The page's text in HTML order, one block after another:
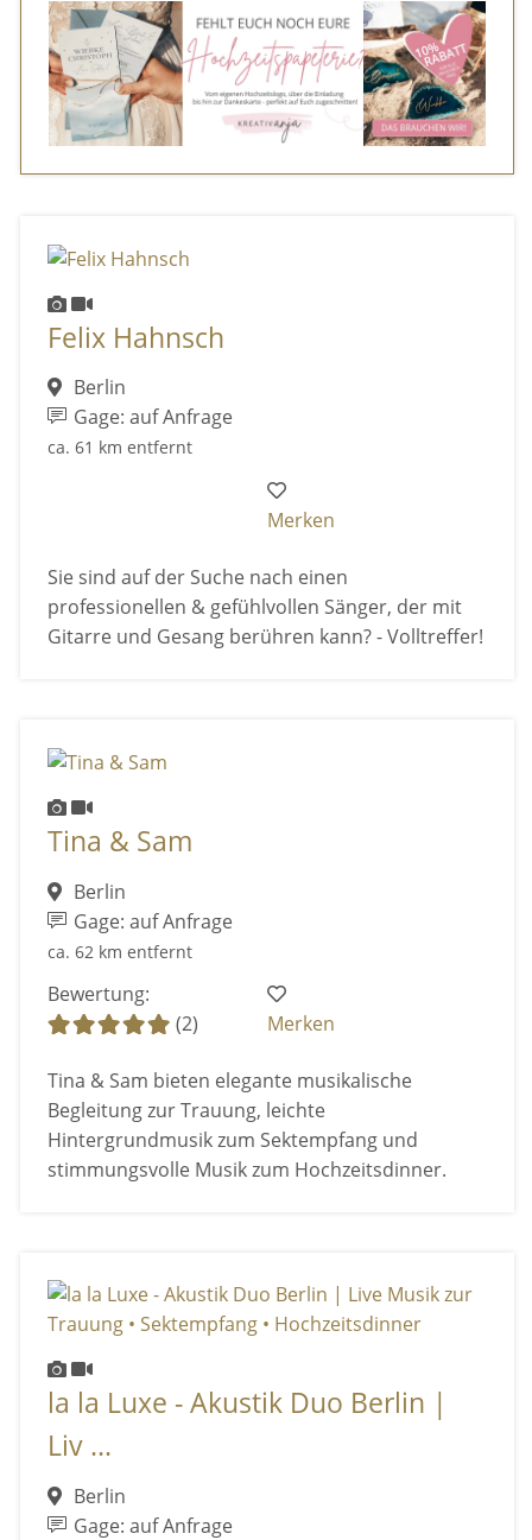
Felix Hahnsch
Berlin
Gage: auf Anfrage
ca. 61 km entfernt
Merken
Sie sind auf der Suche nach einen
professionellen & gefühlvollen Sänger, der mit
Gitarre und Gesang berühren kann? - Volltreffer!
Tina & Sam
Berlin
Gage: auf Anfrage
ca. 62 km entfernt
Bewertung:
(2)
Merken
Tina & Sam bieten elegante musikalische
Begleitung zur Trauung, leichte
Hintergrundmusik zum Sektempfang und
stimmungsvolle Musik zum Hochzeitsdinner.
la la Luxe - Akustik Duo Berlin |
Liv ...
Berlin
Gage: auf Anfrage